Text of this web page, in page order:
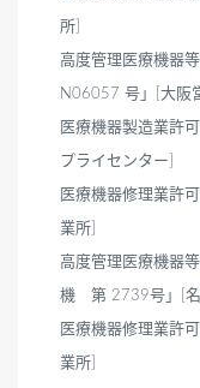
所]
高度管理医療機器
N06057 号」[大阪
医療機器製造業
プライセンター]
医療機器修理業許
業所]
高度管理医療機器
機 第 2739号」[名
医療機器修理業許
業所]